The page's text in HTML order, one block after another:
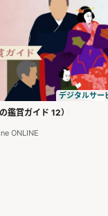
デジタルサー
鑑賞ガイド 12）
ONLINE